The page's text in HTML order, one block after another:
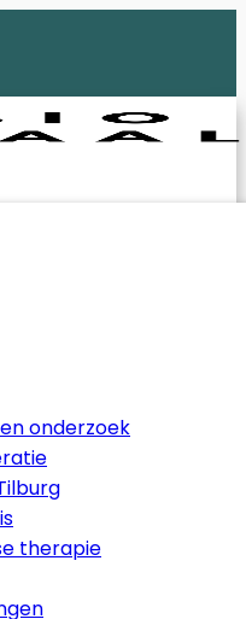
onderzoek
therapie